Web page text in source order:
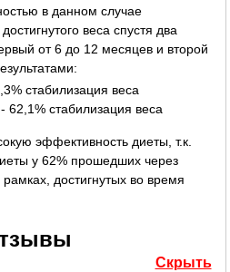
в данном случае
веса спустя два
от 6 до 12 месяцев и второй
стабилизация веса
62,1% стабилизация веса
эффективность диеты, т.к.
у 62% прошедших через
достигнутых во время
Скрыть